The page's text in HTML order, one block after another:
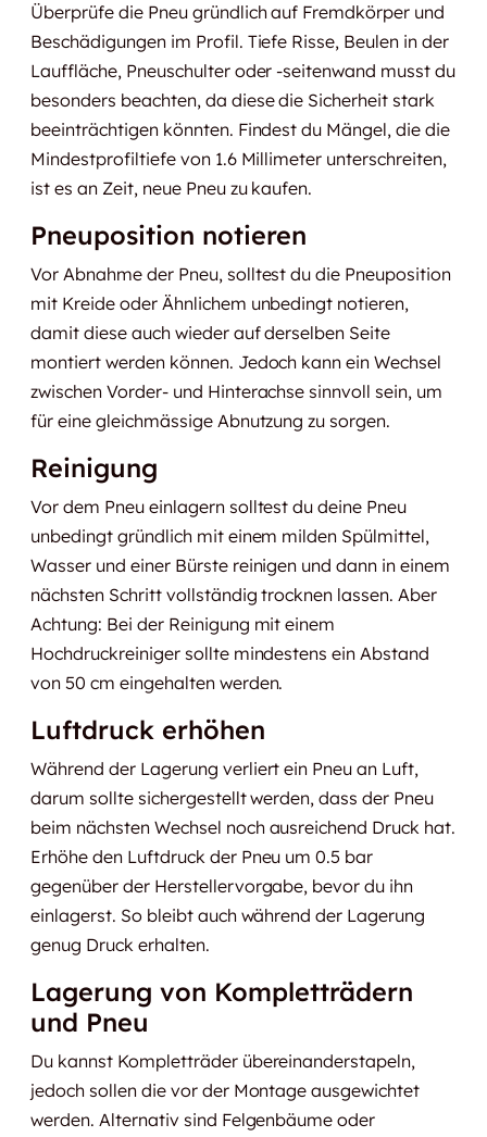
Überprüfe die Pneu gründlich auf Fremdkörper und
Beschädigungen im Profil. Tiefe Risse, Beulen in der
Lauffläche, Pneuschulter oder -seitenwand musst du
besonders beachten, da diese die Sicherheit stark
beeinträchtigen könnten. Findest du Mängel, die die
Mindestprofiltiefe von 1.6 Millimeter unterschreiten,
ist es an Zeit, neue Pneu zu kaufen.
Pneuposition notieren
Vor Abnahme der Pneu, solltest du die Pneuposition
mit Kreide oder Ähnlichem unbedingt notieren,
damit diese auch wieder auf derselben Seite
montiert werden können. Jedoch kann ein Wechsel
zwischen Vorder- und Hinterachse sinnvoll sein, um
für eine gleichmässige Abnutzung zu sorgen.
Reinigung
Vor dem Pneu einlagern solltest du deine Pneu
unbedingt gründlich mit einem milden Spülmittel,
Wasser und einer Bürste reinigen und dann in einem
nächsten Schritt vollständig trocknen lassen. Aber
Achtung: Bei der Reinigung mit einem
Hochdruckreiniger sollte mindestens ein Abstand
von 50 cm eingehalten werden.
Luftdruck erhöhen
Während der Lagerung verliert ein Pneu an Luft,
darum sollte sichergestellt werden, dass der Pneu
beim nächsten Wechsel noch ausreichend Druck hat.
Erhöhe den Luftdruck der Pneu um 0.5 bar
gegenüber der Herstellervorgabe, bevor du ihn
einlagerst. So bleibt auch während der Lagerung
genug Druck erhalten.
Lagerung von Kompletträdern
und Pneu
Du kannst Kompletträder übereinanderstapeln,
jedoch sollen die vor der Montage ausgewichtet
werden. Alternativ sind Felgenbäume oder